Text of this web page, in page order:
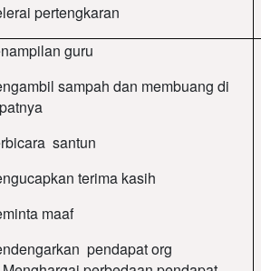
pertengkaran
guru
sampah dan membuang di
santun
terima kasih
maaf
pendapat org